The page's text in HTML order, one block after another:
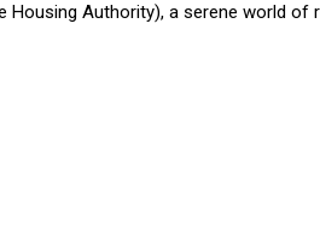
Authority), a serene world of